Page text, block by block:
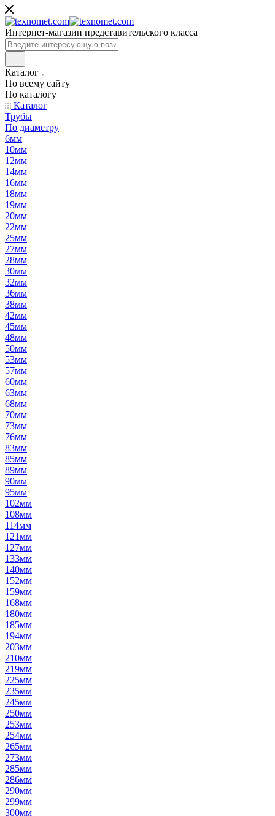
Интернет-магазин представительского класса
Каталог
По всему сайту
По каталогу
Каталог
Трубы
По диаметру
6мм
10мм
12мм
14мм
16мм
18мм
19мм
20мм
22мм
25мм
27мм
28мм
30мм
32мм
36мм
38мм
42мм
45мм
48мм
50мм
53мм
57мм
60мм
63мм
68мм
70мм
73мм
76мм
83мм
85мм
89мм
90мм
95мм
102мм
108мм
114мм
121мм
127мм
133мм
140мм
152мм
159мм
168мм
180мм
185мм
194мм
203мм
210мм
219мм
225мм
235мм
245мм
250мм
253мм
254мм
265мм
273мм
285мм
286мм
290мм
299мм
300мм